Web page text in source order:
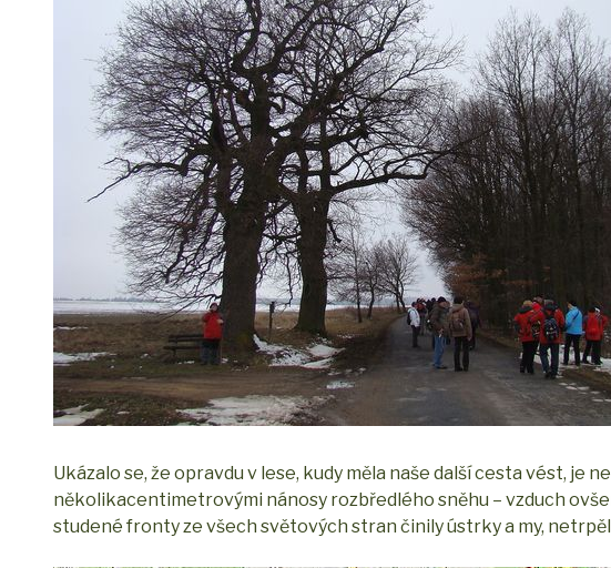
Ukázalo se, že opravdu v lese, kudy měla naše další cesta vést, je
několikacentimetrovými nánosy rozbředlého sněhu – vzduch
studené fronty ze všech světových stran činily ústrky a my,